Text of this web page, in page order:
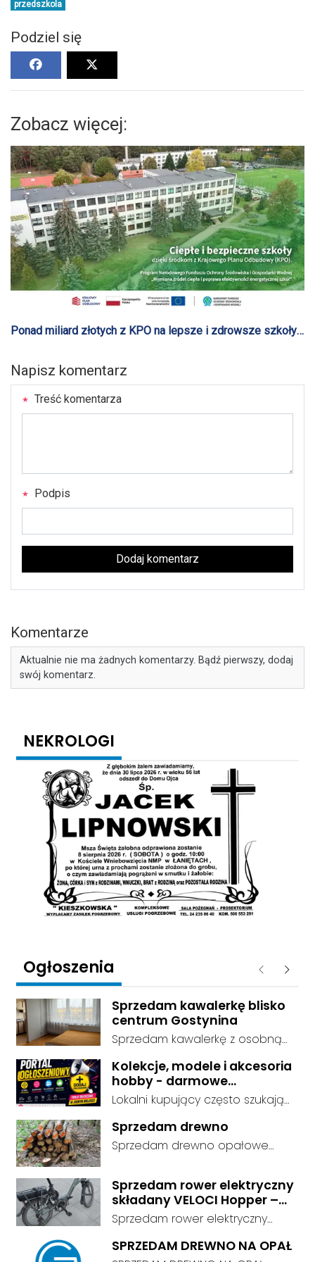
przedszkola
Podziel się
Zobacz więcej:
Ponad miliard złotych z KPO na lepsze i zdrowsze szkoły
Napisz komentarz
Treść komentarza
Podpis
Dodaj komentarz
Komentarze
Aktualnie nie ma żadnych komentarzy. Bądź pierwszy, dodaj
swój komentarz.
NEKROLOGI
Ogłoszenia Poprzednie
Sprzedam kawalerkę blisko
centrum Gostynina
Sprzedam kawalerkę z osobną
Stan dobry - do zamieszkania, 3
piętro. Standard wykończenia -
dobry. cena do negocjacji.
Kolekcje, modele i akcesoria
hobby - darmowe
ogłoszenia, dodaj swoje za
Lokalni kupujący często szukają
w domu. Kategorie są czytelnie
podzielone, dzięki czemu osoby
kolekcjonerskich trafiają prosto
do Twojej oferty. Link do serwisu:
darmowe ogłoszenia -
szenia.pl/. Załóż konto albo
Sprzedam drewno
Sprzedam drewno opałowe
palenia transport w własnym
zakresie
Sprzedam rower elektryczny
składany VELOCI Hopper –
Bafang
Sprzedam rower elektryczny
Bafang | Przebieg tylko 663 km
SPRZEDAM DREWNO NA OPAŁ